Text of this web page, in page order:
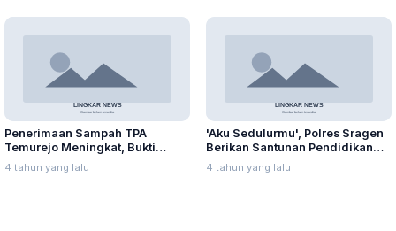
Penerimaan Sampah TPA
Temurejo Meningkat, Bukti
Masyarakat Blora Peduli
Kebersihan
4 tahun yang lalu
'Aku Sedulurmu', Polres Sragen
Berikan Santunan Pendidikan
Anak Yatim Piatu
4 tahun yang lalu